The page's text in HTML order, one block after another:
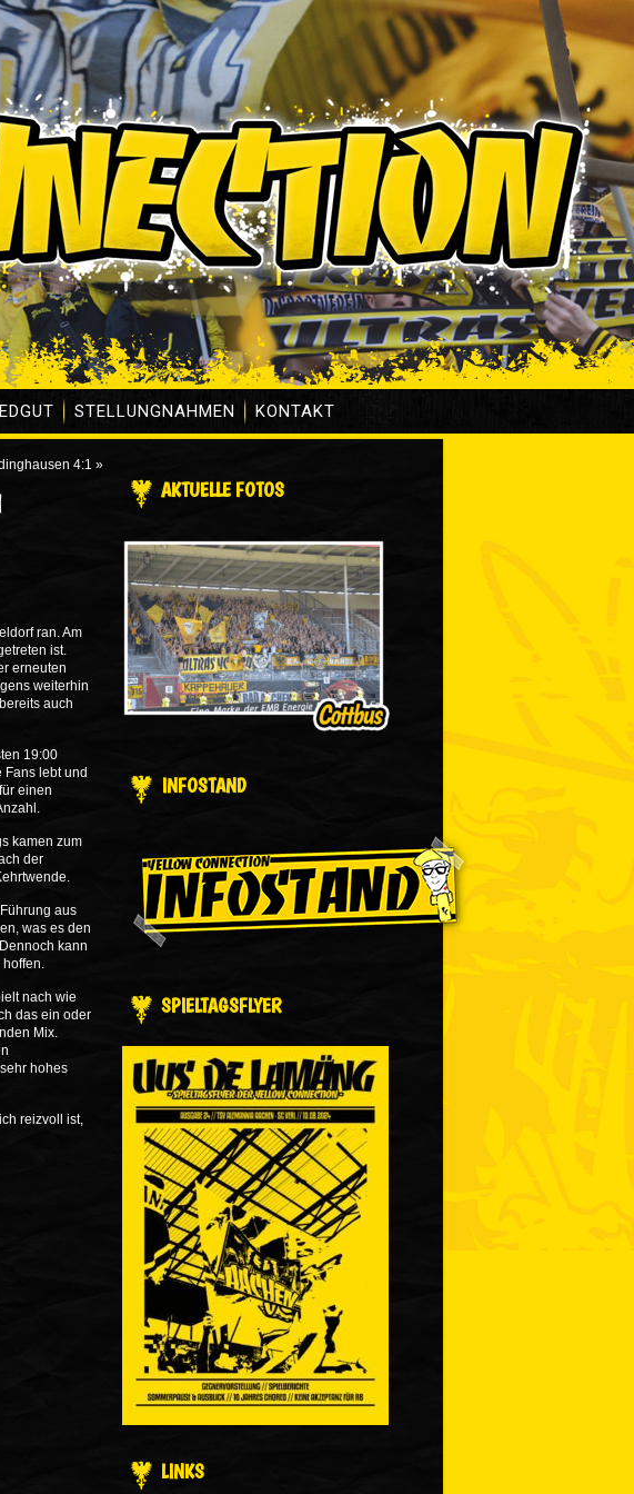
STELLUNGNAHMEN KONTAKT
4:1 »
ran. Am
ist.
erneuten
weiterhin
auch
19:00
lebt und
einen
kamen zum
der
aus
was es den
kann
nach wie
das ein oder
Mix.
hohes
reizvoll ist,
AKTUELLE FOTOS
INFOSTAND
SPIELTAGSFLYER
LINKS